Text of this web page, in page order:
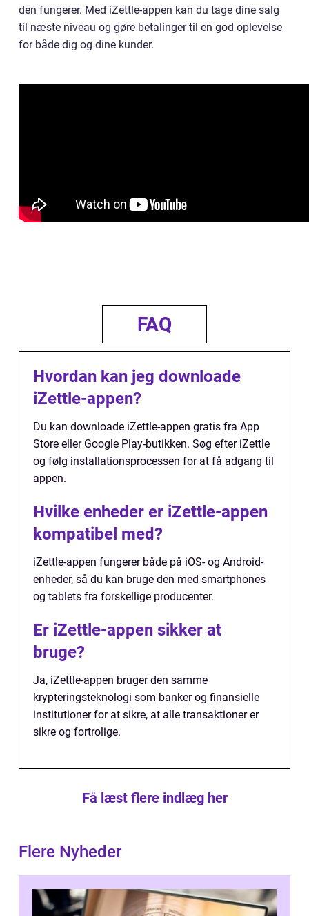
den fungerer. Med iZettle-appen kan du tage dine salg
til næste niveau og gøre betalinger til en god oplevelse
for både dig og dine kunder.
FAQ
Hvordan kan jeg downloade
iZettle-appen?
Du kan downloade iZettle-appen gratis fra App
Store eller Google Play-butikken. Søg efter iZettle
og følg installationsprocessen for at få adgang til
appen.
Hvilke enheder er iZettle-appen
kompatibel med?
iZettle-appen fungerer både på iOS- og Android-
enheder, så du kan bruge den med smartphones
og tablets fra forskellige producenter.
Er iZettle-appen sikker at
bruge?
Ja, iZettle-appen bruger den samme
krypteringsteknologi som banker og finansielle
institutioner for at sikre, at alle transaktioner er
sikre og fortrolige.
Få læst flere indlæg her
Flere Nyheder